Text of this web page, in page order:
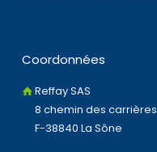
Coordonnées
Reffay SAS
8 chemin des carrières
F-38840 La Sône